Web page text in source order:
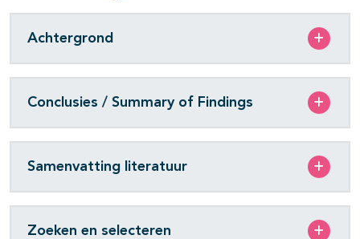
Achtergrond
Conclusies / Summary of Findings
Samenvatting literatuur
Zoeken en selecteren